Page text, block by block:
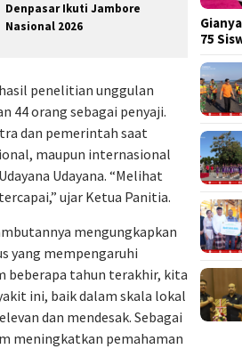
Denpasar Ikuti Jambore
Nasional 2026
penelitian unggulan
44 orang sebagai penyaji.
dan pemerintah saat
maupun internasional
Udayana. “Melihat
ujar Ketua Panitia.
mengungkapkan
yang mempengaruhi
beberapa tahun terakhir, kita
ini, baik dalam skala lokal
dan mendesak. Sebagai
meningkatkan pemahaman
75